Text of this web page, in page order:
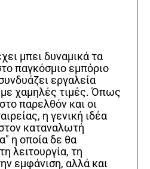
μπει δυναμικά τα
παγκόσμιο εμπόριο
εργαλεία
χαμηλές τιμές. Όπως
παρελθόν και οι
η γενική ιδέα
καταναλωτή
η οποία δε θα
λειτουργία, τη
εμφάνιση, αλλά και